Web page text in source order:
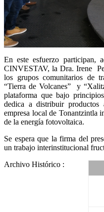
En este esfuerzo
CINVESTAV, la Dra. Irene
los grupos comunitarios de
“Tierra de Volcanes” y
plataforma que bajo
dedica a distribuir
empresa local de Tonantzintla
de la energía fotovoltaica.
Se espera que la firma del
un trabajo interinstitucional
Archivo Histórico :